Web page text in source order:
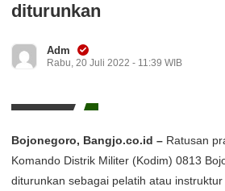
diturunkan
Adm
Rabu, 20 Juli 2022 - 11:39 WIB
Bojonegoro, Bangjo.co.id – Ratusan
Komando Distrik Militer (Kodim) 0813
diturunkan sebagai pelatih atau